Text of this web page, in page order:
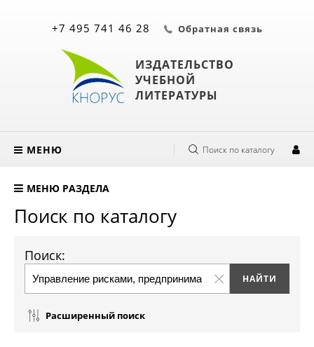
ИЗДАТЕЛЬСТВО
УЧЕБНОЙ
ЛИТЕРАТУРЫ
+7 495 741 46 28 Обратная связь
МЕНЮ Поиск по каталогу
МЕНЮ РАЗДЕЛА
Поиск по каталогу
Поиск:
Расширенный поиск